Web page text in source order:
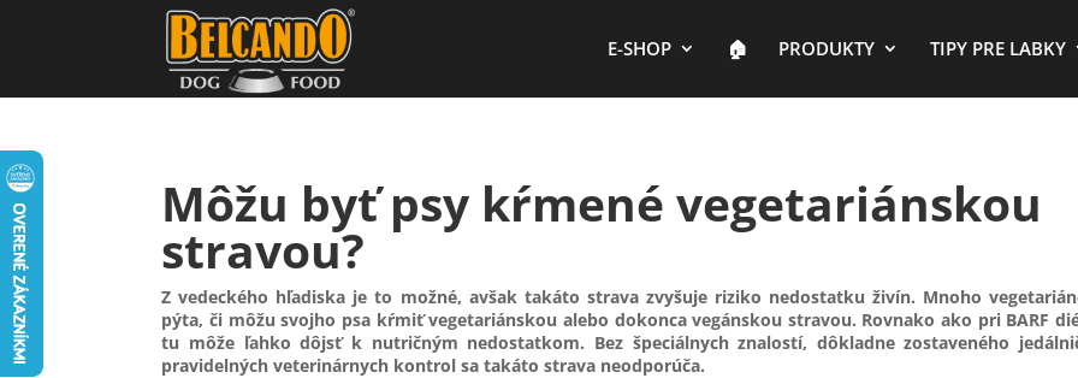
E-SHOP 🏠︎ PRODUKTY TIPY PRE LABKY
Môžu byť psy kŕmené vegetariánskou
stravou?
Z vedeckého hľadiska je to možné, avšak takáto strava zvyšuje riziko nedostatku živín. Mnoho
pýta, či môžu svojho psa kŕmiť vegetariánskou alebo dokonca vegánskou stravou. Rovnako ako pri BARF
tu môže ľahko dôjsť k nutričným nedostatkom. Bez špeciálnych znalostí, dôkladne zostaveného
pravidelných veterinárnych kontrol sa takáto strava neodporúča.